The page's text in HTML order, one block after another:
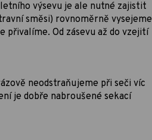
výsevu je ale nutné zajistit
směsi) rovnoměrně vysejeme
přivalíme. Od zásevu až do vzejití
neodstraňujeme při seči víc
je dobře nabroušené sekací